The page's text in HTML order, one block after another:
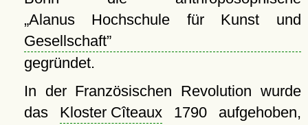
Alanus Hochschule für Kunst und
Gesellschaft
gegründet.
In der Französischen Revolution wurde
das Kloster Cîteaux1790 aufgehoben,